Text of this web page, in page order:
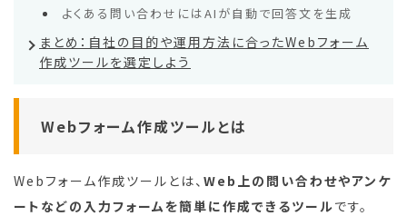
よくある問い合わせにはAIが自動で回答文を生成
まとめ：自社の目的や運用方法に合ったWebフォーム
作成ツールを選定しよう
Webフォーム作成ツールとは
Webフォーム作成ツールとは、 Web上の問い合わせやアンケ
ートなどの入力フォームを簡単に作成できるツールです。